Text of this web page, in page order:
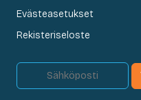
Evästeasetukset
Rekisteriseloste